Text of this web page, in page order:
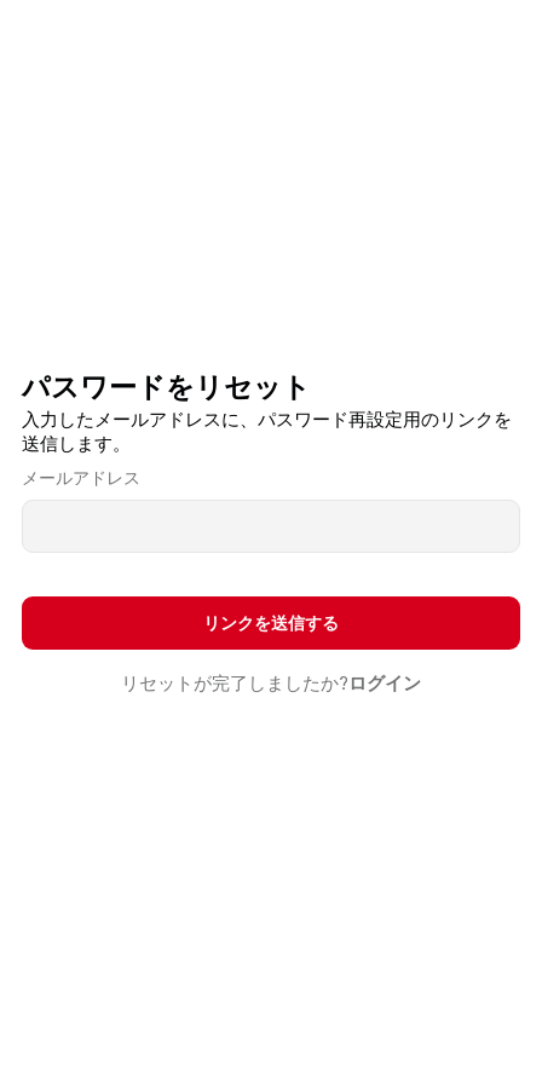
パスワードをリセット
入力したメールアドレスに、パスワード再設定用のリンクを
送信します。
メールアドレス
リンクを送信する
リセットが完了しましたか? ログイン